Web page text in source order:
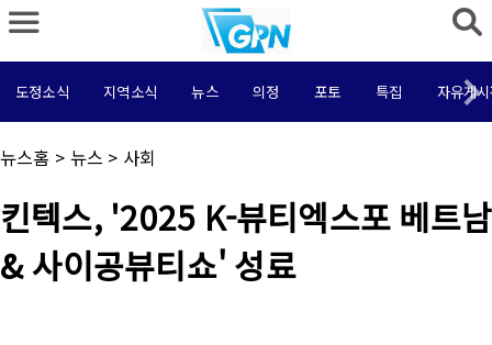
도정소식 지역소식 뉴스 의정 포토 특집 자유게
채
널
:
뉴스홈 > 뉴스 > 사회
기
사
목
:
킨텍스, '2025 K-뷰티엑스포 베트남
& 사이공뷰티쇼' 성료